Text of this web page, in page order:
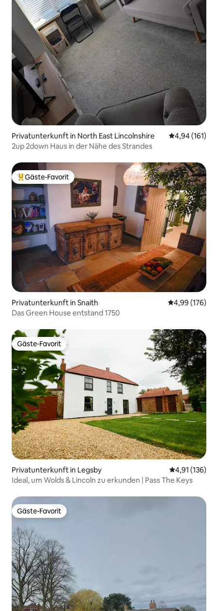
Privatunterkunft in North East Lincolnshire
4,94 (161)
2up 2down Haus in der Nähe des Strandes
Beliebter Gäste-Favorit.
Gäste-Favorit
Privatunterkunft in Snaith
4,99 (176)
Das Green House entstand 1750
Gäste-Favorit
Gäste-Favorit
Privatunterkunft in Legsby
4,91 (136)
Ideal, um Wolds & Lincoln zu erkunden | Pass The Keys
Gäste-Favorit
Gäste-Favorit